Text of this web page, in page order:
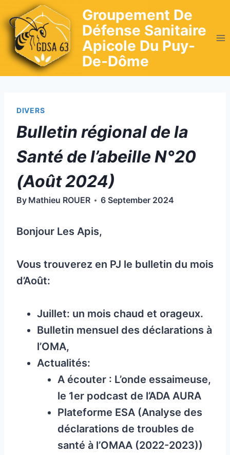
to
content
Groupement De
Défense Sanitaire
Apicole Du Puy-
De-Dôme
DIVERS
Bulletin régional de la
Santé de l’abeille N°20
(Août 2024)
By Mathieu ROUER 6 September 2024
Bonjour Les Apis,
Vous trouverez en PJ le bulletin du mois
d’Août:
Juillet: un mois chaud et orageux.
Bulletin mensuel des déclarations à
l’OMA,
Actualités:
A écouter : L’onde essaimeuse,
le 1er podcast de l’ADA AURA
Plateforme ESA (Analyse des
déclarations de troubles de
santé à l’OMAA (2022-2023))